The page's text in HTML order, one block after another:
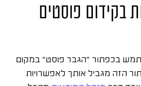
בקידום פוסטים
בכפתור "הגבר פוסט" במקום
הזה מגביל אותך לאפשרויות